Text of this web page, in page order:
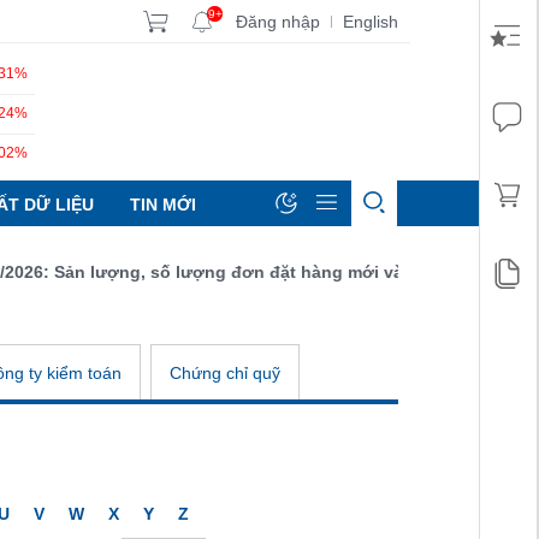
9+ Đăng nhập | English
DỮ LIỆU TIN MỚI
Sản lượng, số lượng đơn đặt hàng mới và xuất khẩu đều
ty kiểm toán Chứng chỉ quỹ
V W X Y Z